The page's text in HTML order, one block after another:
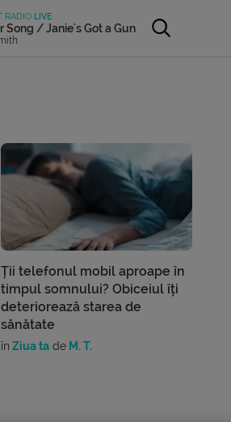
RADIO LIVE
Song / Janie's Got a Gun
Ții telefonul mobil aproape în
timpul somnului? Obiceiul îți
deteriorează starea de
sănătate
în Ziua ta de M. T.